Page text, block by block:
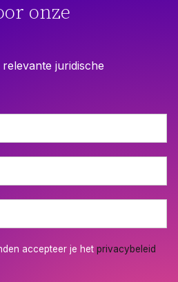
onze
juridische
accepteer je het privacybeleid